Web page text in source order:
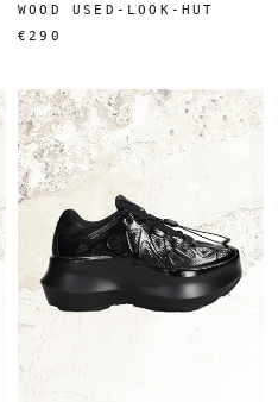
WOOD USED-LOOK-HUT
€290